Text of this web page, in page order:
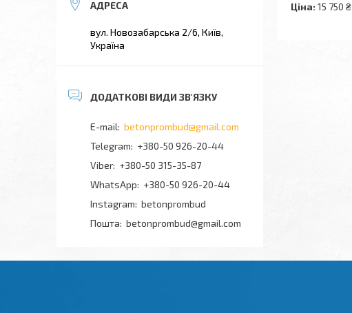
Ціна: 15 750 ₴
вул. Новозабарська 2/6, Київ,
Україна
betonprombud@gmail.com
+380-50 926-20-44
+380-50 315-35-87
+380-50 926-20-44
Instagram betonprombud
Пошта betonprombud@gmail.com